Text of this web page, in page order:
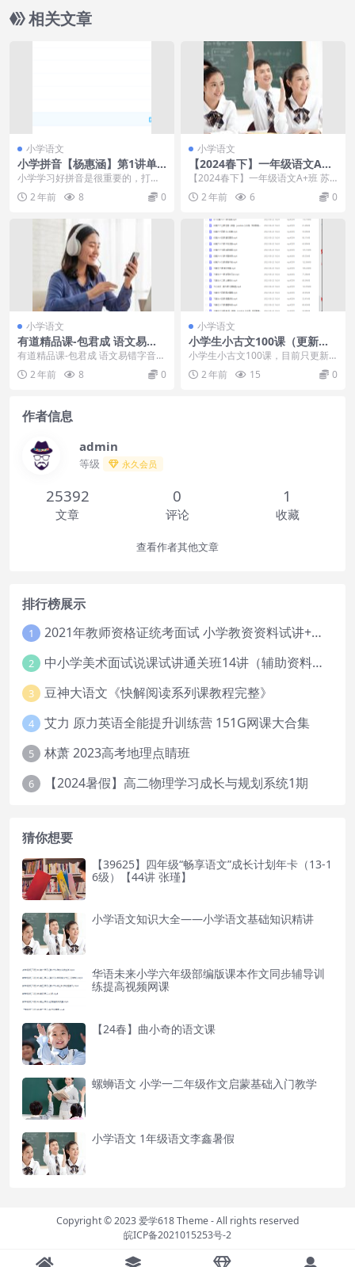
相关文章
小学语文
小学拼音【杨惠涵】第1讲单
韵母宝宝奇遇记：a o e i u ü
小学学习好拼音是很重要的，打好
基础才可以在孩子以后的学习中学
到更多有用的知识，对...
2 年前 8 0
小学语文
【2024春下】一年级语文A
+班 苏哲
【2024春下】一年级语文A+班 苏
哲 目录： ├┈01.三字经-知天下事
通圣人...
2 年前 6 0
小学语文
有道精品课-包君成 语文易错
字音字形成语训练班
有道精品课-包君成 语文易错字音字
形成语训练班 课程目录:成语速记与
训练1.mp...
2 年前 8 0
小学语文
小学生小古文100课（更新到7
8课）
小学生小古文100课，目前只更新
到78课，MP4视频文件，，每集大
概10-20分...
2 年前 15 0
作者信息
admin
等级 永久会员
25392
文章
0
评论
1
收藏
查看作者其他文章
排行榜展示
1 2021年教师资格证统考面试 小学教资资料试讲+答辩
2 中小学美术面试说课试讲通关班14讲（辅助资料第一套）
3 豆神大语文《快解阅读系列课教程完整》
4 艾力 原力英语全能提升训练营 151G网课大合集
5 林萧 2023高考地理点睛班
6 【2024暑假】高二物理学习成长与规划系统1期
猜你想要
【39625】四年级“畅享语文”成长计划年卡（13-1
6级）【44讲 张瑾】
小学语文知识大全——小学语文基础知识精讲
华语未来小学六年级部编版课本作文同步辅导训
练提高视频网课
【24春】曲小奇的语文课
螺蛳语文 小学一二年级作文启蒙基础入门教学
小学语文 1年级语文李鑫暑假
Copyright © 2023爱学618 Theme- All rights reserved
皖ICP备2021015253号-2